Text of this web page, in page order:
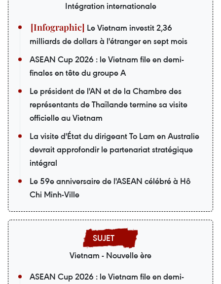
Intégration internationale
Le Vietnam investit 2,36
milliards de dollars à l'étranger en sept mois
ASEAN Cup 2026 : le Vietnam file en demi-
finales en tête du groupe A
Le président de l'AN et de la Chambre des
représentants de Thaïlande termine sa visite
officielle au Vietnam
La visite d'État du dirigeant To Lam en Australie
devrait approfondir le partenariat stratégique
intégral
Le 59e anniversaire de l'ASEAN célébré à Hô
Chi Minh-Ville
Vietnam - Nouvelle ère
ASEAN Cup 2026 : le Vietnam file en demi-